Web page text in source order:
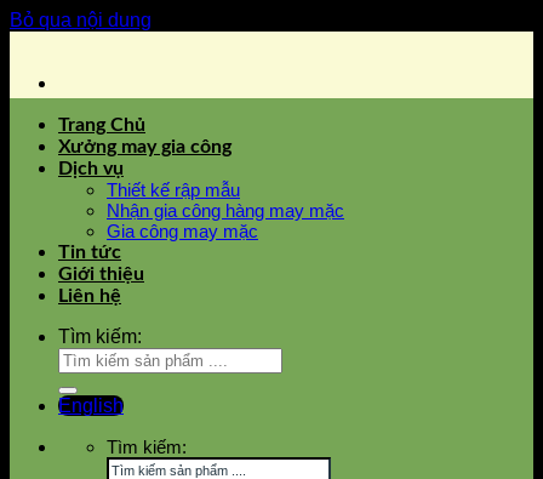
Bỏ qua nội dung
Trang Chủ
Xưởng may gia công
Dịch vụ
Thiết kế rập mẫu
Nhận gia công hàng may mặc
Gia công may mặc
Tin tức
Giới thiệu
Liên hệ
Tìm kiếm:
English
Tìm kiếm: